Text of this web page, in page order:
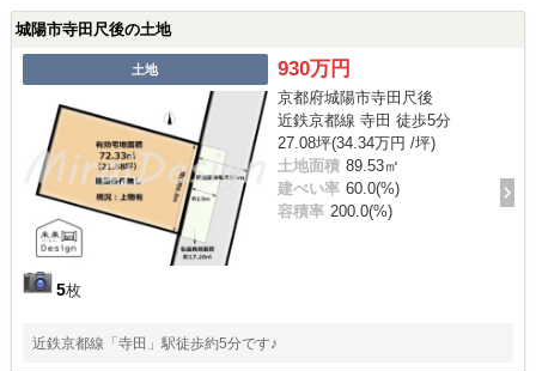
城陽市寺田尺後の土地
土地
5枚
930万円
京都府城陽市寺田尺後
近鉄京都線 寺田 徒歩5分
27.08坪(34.34万円 /坪)
土地面積 89.53㎡
建ぺい率 60.0(%)
容積率 200.0(%)
近鉄京都線「寺田」駅徒歩約5分です♪